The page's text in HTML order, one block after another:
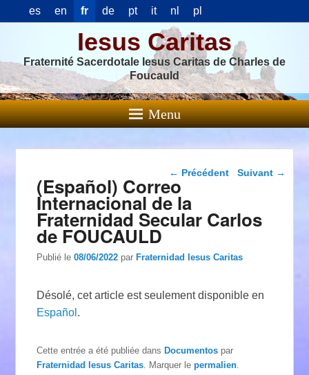
es en fr de pt it nl pl
Iesus Caritas
Fraternité Sacerdotale Iesus Caritas de Charles de
Foucauld
Menu
Navigation dans les
← Précédent Suivant →
(Español) Correo
Internacional de la
Fraternidad Secular Carlos
de FOUCAULD
Publié le08/06/2022 parFraternidad Iesus Caritas
Désolé, cet article est seulement disponible en
Español .
Cette entrée a été publiée dansDocumentos par
Fraternidad Iesus Caritas . Marquer lepermalien